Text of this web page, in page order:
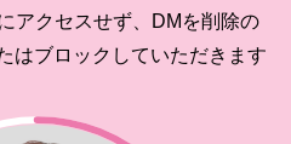
アクセスせず、DMを削除の
はブロックしていただきます